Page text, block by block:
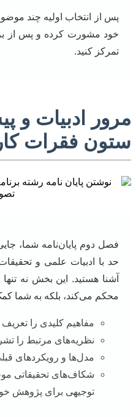
پس از انتخاب اولیه چند
خود مشورت کرده و پس از
تمرکز کنید.
مرور ادبیات و
ستون فقرات
فصل دوم پایان‌نامه شما،
حد با ادبیات علمی و
آشنا هستید. این بخش نه
محکم می‌کند، بلکه به شما
مفاهیم کلیدی را تعریف
نظریه‌های مرتبط را
مدل‌ها و رویکردهای
شکاف‌های تحقیقاتی
توجیهی برای پژوهش